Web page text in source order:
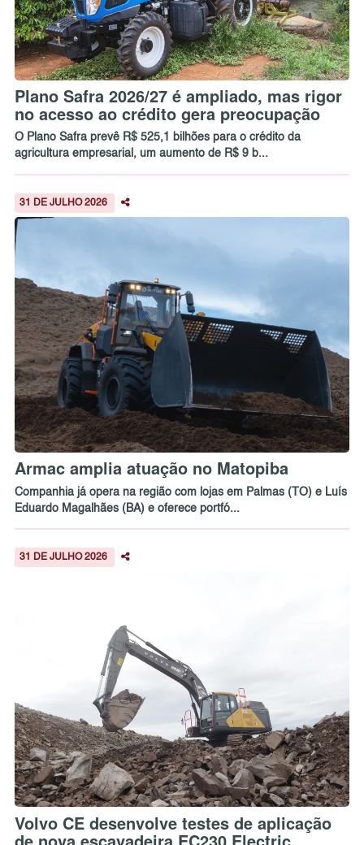
Plano Safra 2026/27 é ampliado, mas rigor
no acesso ao crédito gera preocupação
O Plano Safra prevê R$ 525,1 bilhões para o crédito da
agricultura empresarial, um aumento de R$ 9 b...
31 DE JULHO 2026
Armac amplia atuação no Matopiba
Companhia já opera na região com lojas em Palmas (TO) e Luís
Eduardo Magalhães (BA) e oferece portfó...
31 DE JULHO 2026
Volvo CE desenvolve testes de aplicação